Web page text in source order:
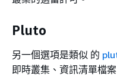
Pluto
另一個選項是類似 的
即時叢集、資訊清單檔